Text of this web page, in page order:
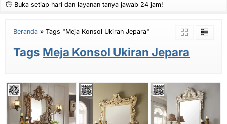
Buka setiap hari dan layanan tanya jawab 24 jam!
Beranda » Tags "Meja Konsol Ukiran Jepara"
Tags Meja Konsol Ukiran Jepara